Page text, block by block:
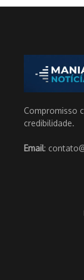
Compromisso
credibilidade.
Email: